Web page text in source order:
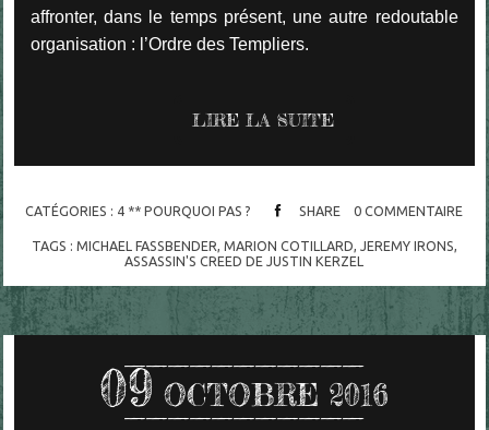
affronter, dans le temps présent, une autre redoutable
organisation : l’Ordre des Templiers.
LIRE LA SUITE
CATÉGORIES : 4 ** POURQUOI PAS ? SHARE 0 COMMENTAIRE
TAGS : MICHAEL FASSBENDER, MARION COTILLARD, JEREMY IRONS,
ASSASSIN'S CREED DE JUSTIN KERZEL
09 OCTOBRE 2016